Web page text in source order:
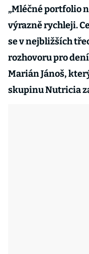
„Mléčné portfolio
výrazně rychleji.
se v nejbližších
rozhovoru pro
Marián Jánoš,
skupinu Nutricia